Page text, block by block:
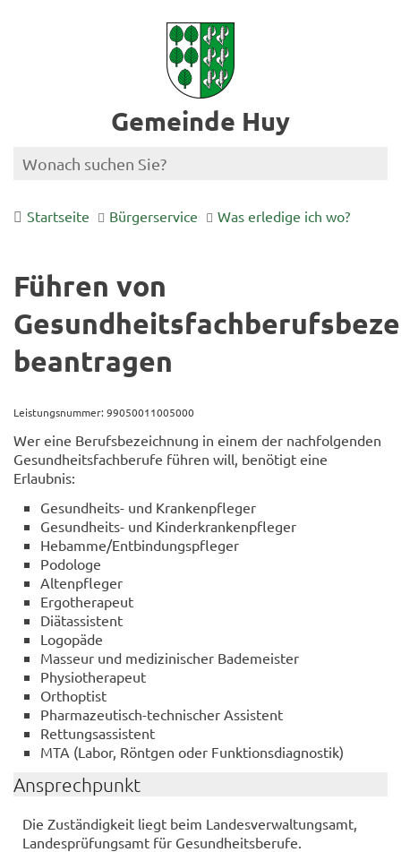
Gemeinde Huy
Startseite Bürgerservice Was erledige ich wo?
Führen von
beantragen
Leistungsnummer: 99050011005000
Wer eine Berufsbezeichnung in einem der nachfolgenden
Gesundheitsfachberufe führen will, benötigt eine
Erlaubnis:
Gesundheits- und Krankenpfleger
Gesundheits- und Kinderkrankenpfleger
Hebamme/Entbindungspfleger
Podologe
Altenpfleger
Ergotherapeut
Diätassistent
Logopäde
Masseur und medizinischer Bademeister
Physiotherapeut
Orthoptist
Pharmazeutisch-technischer Assistent
Rettungsassistent
MTA (Labor, Röntgen oder Funktionsdiagnostik)
Ansprechpunkt
Die Zuständigkeit liegt beim Landesverwaltungsamt,
Landesprüfungsamt für Gesundheitsberufe.